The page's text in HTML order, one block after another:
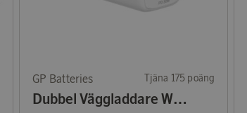
GP Batteries Tjäna 175 poäng
Dubbel Väggladdare WM2E